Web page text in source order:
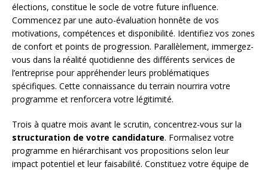
élections, constitue le socle de votre future influence.
Commencez par une auto-évaluation honnête de vos
motivations, compétences et disponibilité. Identifiez vos zones
de confort et points de progression. Parallèlement, immergez-
vous dans la réalité quotidienne des différents services de
l’entreprise pour appréhender leurs problématiques
spécifiques. Cette connaissance du terrain nourrira votre
programme et renforcera votre légitimité.
Trois à quatre mois avant le scrutin, concentrez-vous sur la
structuration de votre candidature. Formalisez votre
programme en hiérarchisant vos propositions selon leur
impact potentiel et leur faisabilité. Constituez votre équipe de